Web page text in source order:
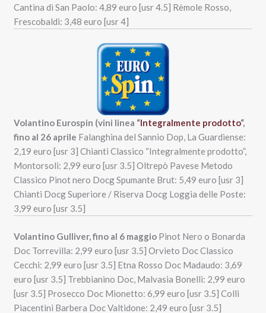
Cantina di San Paolo: 4,89 euro [usr 4.5] Rèmole Rosso,
Frescobaldi: 3,48 euro [usr 4]
Volantino Eurospin (vini linea “Integralmente prodotto“,
fino al 26 aprile Falanghina del Sannio Dop, La Guardiense:
2,19 euro [usr 3] Chianti Classico “Integralmente prodotto”,
Montorsoli: 2,99 euro [usr 3.5] Oltrepò Pavese Metodo
Classico Pinot nero Docg Spumante Brut: 5,49 euro [usr 3]
Chianti Docg Superiore / Riserva Docg Loggia delle Poste:
3,99 euro [usr 3.5]
Volantino Gulliver, fino al 6 maggio Pinot Nero o Bonarda
Doc Torrevilla: 2,99 euro [usr 3.5] Orvieto Doc Classico
Cecchi: 2,99 euro [usr 3.5] Etna Rosso Doc Madaudo: 3,69
euro [usr 3.5] Trebbianino Doc, Malvasia Bonelli: 2,99 euro
[usr 3.5] Prosecco Doc Mionetto: 6,99 euro [usr 3.5] Colli
Piacentini Barbera Doc Valtidone: 2,49 euro [usr 3.5]